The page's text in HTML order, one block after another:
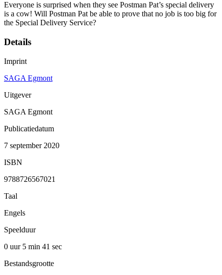
Everyone is surprised when they see Postman Pat’s special delivery
is a cow! Will Postman Pat be able to prove that no job is too big for
the Special Delivery Service?
Details
Imprint
SAGA Egmont
Uitgever
SAGA Egmont
Publicatiedatum
7 september 2020
ISBN
9788726567021
Taal
Engels
Speelduur
0 uur 5 min 41 sec
Bestandsgrootte